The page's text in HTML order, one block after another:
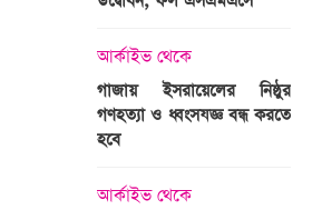
আর্কাইভ থেকে
গাজায় ইসরায়েলের নিষ্ঠুর
গণহত্যা ও ধ্বংসযজ্ঞ বন্ধ করতে
হবে
আর্কাইভ থেকে